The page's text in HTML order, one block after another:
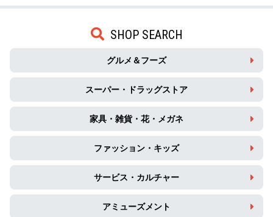
SHOP SEARCH
グルメ＆フーズ
スーパー・ドラッグストア
家具・雑貨・花・メガネ
ファッション・キッズ
サービス・カルチャー
アミューズメント